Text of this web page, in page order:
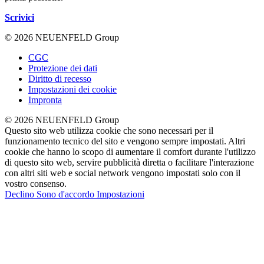
Scrivici
© 2026 NEUENFELD Group
CGC
Protezione dei dati
Diritto di recesso
Impostazioni dei cookie
Impronta
© 2026 NEUENFELD Group
Questo sito web utilizza cookie che sono necessari per il
funzionamento tecnico del sito e vengono sempre impostati. Altri
cookie che hanno lo scopo di aumentare il comfort durante l'utilizzo
di questo sito web, servire pubblicità diretta o facilitare l'interazione
con altri siti web e social network vengono impostati solo con il
vostro consenso.
Declino Sono d'accordo Impostazioni